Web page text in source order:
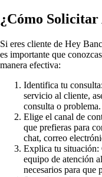
¿Cómo Solicitar
Si eres cliente de Hey
es importante que
manera efectiva:
Identifica tu
servicio al cliente,
consulta o problema.
Elige el canal de
que prefieras para
chat, correo
Explica tu situación:
equipo de atención
necesarios para que